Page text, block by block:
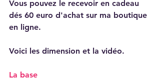
Vous pouvez le recevoir en cadeau
dés 60 euro d'achat sur ma boutique
en ligne.
Voici les dimension et la vidéo.
La base